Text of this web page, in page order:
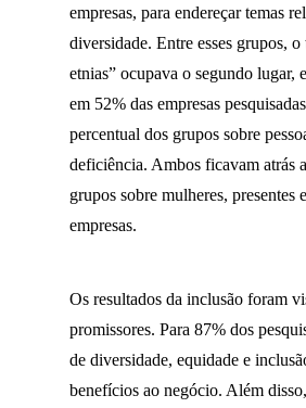
empresas, para endereçar temas
diversidade. Entre esses grupos, o
etnias” ocupava o segundo lugar,
em 52% das empresas
percentual dos grupos sobre
deficiência. Ambos ficavam atrás
grupos sobre mulheres, presentes
empresas.
Os resultados da inclusão foram
promissores. Para 87% dos
de diversidade, equidade e
benefícios ao negócio. Além